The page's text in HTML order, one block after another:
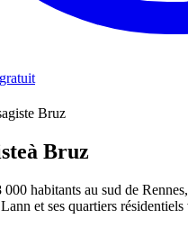
Bruz
à Bruz
habitants au sud de
et ses quartiers